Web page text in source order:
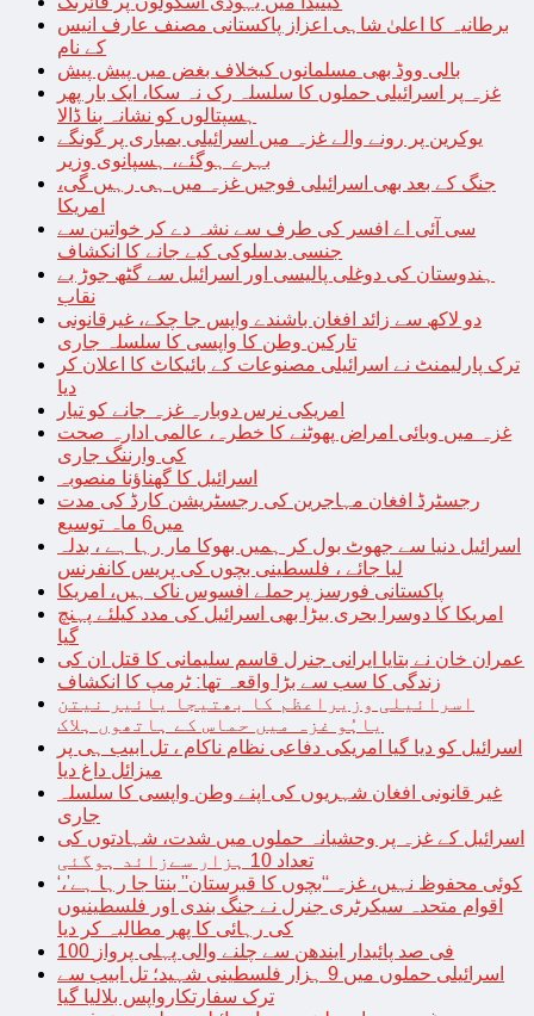
برطانیہ کا اعلیٰ شاہی اعزاز پاکستانی مصنف عارف انیس
کے نام
بالی ووڈ بھی مسلمانوں کیخلاف بغض میں پیش پیش
غزہ پر اسرائیلی حملوں کا سلسلہ رک نہ سکا، ایک بار پھر
ہسپتالوں کو نشانہ بنا ڈالا
یوکرین پر رونے والے غزہ میں اسرائیلی بمباری پر گونگے
بہرے ہوگئے، ہسپانوی وزیر
جنگ کے بعد بھی اسرائیلی فوجیں غزہ میں ہی رہیں گی،
امریکا
سی آئی اے افسر کی طرف سے نشہ دے کر خواتین سے
جنسی بدسلوکی کیے جانے کا انکشاف
ہندوستان کی دوغلی پالیسی اور اسرائیل سے گٹھ جوڑ بے
نقاب
دو لاکھ سے زائد افغان باشندے واپس جا چکے، غیرقانونی
تارکین وطن کا واپسی کا سلسلہ جاری
ترک پارلیمنٹ نے اسرائیلی مصنوعات کے بائیکاٹ کا اعلان کر
دیا
امریکی نرس دوبارہ غزہ جانے کو تیار
غزہ میں وبائی امراض پھوٹنے کا خطرہ، عالمی ادارہ صحت
کی وارننگ جاری
اسرائیل کا گھناؤنا منصوبہ
رجسٹرڈ افغان مہاجرین کی رجسٹریشن کارڈ کی مدت
میں6 ماہ توسیع
اسرائیل دنیا سے جھوٹ بول کر ہمیں بھوکا مار رہا ہے ، بدلہ
لیا جائے ، فلسطینی بچوں کی پریس کانفرنس
پاکستانی فورسز پرحملے افسوس ناک ہیں، امریکا
امریکا کا دوسرا بحری بیڑا بھی اسرائیل کی مدد کیلئے پہنچ
گیا
عمران خان نے بتایا ایرانی جنرل قاسم سلیمانی کا قتل ان کی
زندگی کا سب سے بڑا واقعہ تھا: ٹرمپ کا انکشاف
اسرائیلی وزیراعظم کا بھتیجا یائیر نیتن
یاہُو غزہ میں حماس کے ہاتھوں ہلاک
اسرائیل کو دیا گیا امریکی دفاعی نظام ناکام ، تل ابیب ہی پر
میزائل داغ دیا
غیر قانونی افغان شہریوں کی اپنے وطن واپسی کا سلسلہ
جاری
اسرائیل کے غزہ پر وحشیانہ حملوں میں شدت، شہادتوں کی
تعداد 10 ہزار سےزائد ہوگئی
‘کوئی محفوظ نہیں، غزہ “بچوں کا قبرستان” بنتا جا رہا ہے’،
اقوام متحدہ سیکرٹری جنرل نے جنگ بندی اور فلسطینیوں
کی رہائی کا پھر مطالبہ کر دیا
100 فی صد پائیدار ایندھن سے چلنے والی پہلی پرواز
اسرائیلی حملوں میں 9 ہزار فلسطینی شہید؛ تل ابیب سے
ترک سفارتکارواپس بلالیا گیا